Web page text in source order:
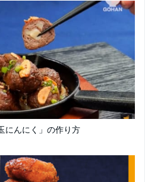
にんにく」の作り方